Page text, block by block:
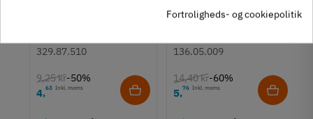
Type
Stil
Euroskruer
329.87.510
9,25 kr-50%
4,63 Inkl. moms
Knopgreb med to
stål
136.05.009
14,40 kr-60%
5,76 Inkl. moms
Fortroligheds- og cookiepolitik